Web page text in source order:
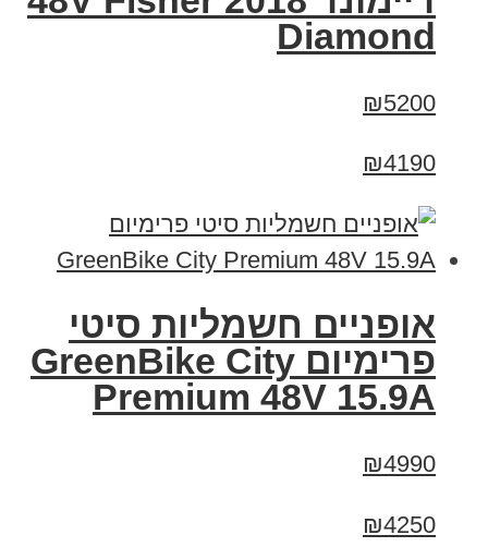
Diamond
₪5200
₪4190
אופניים חשמליות סיטי
פרימיום GreenBike City
Premium 48V 15.9A
₪4990
₪4250